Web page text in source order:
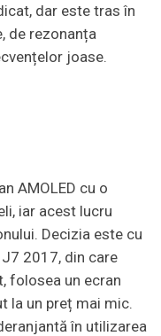
dar este tras în
de rezonanța
joase.
AMOLED cu o
iar acest lucru
Decizia este cu
2017, din care
folosea un ecran
la un preț mai mic.
în utilizarea